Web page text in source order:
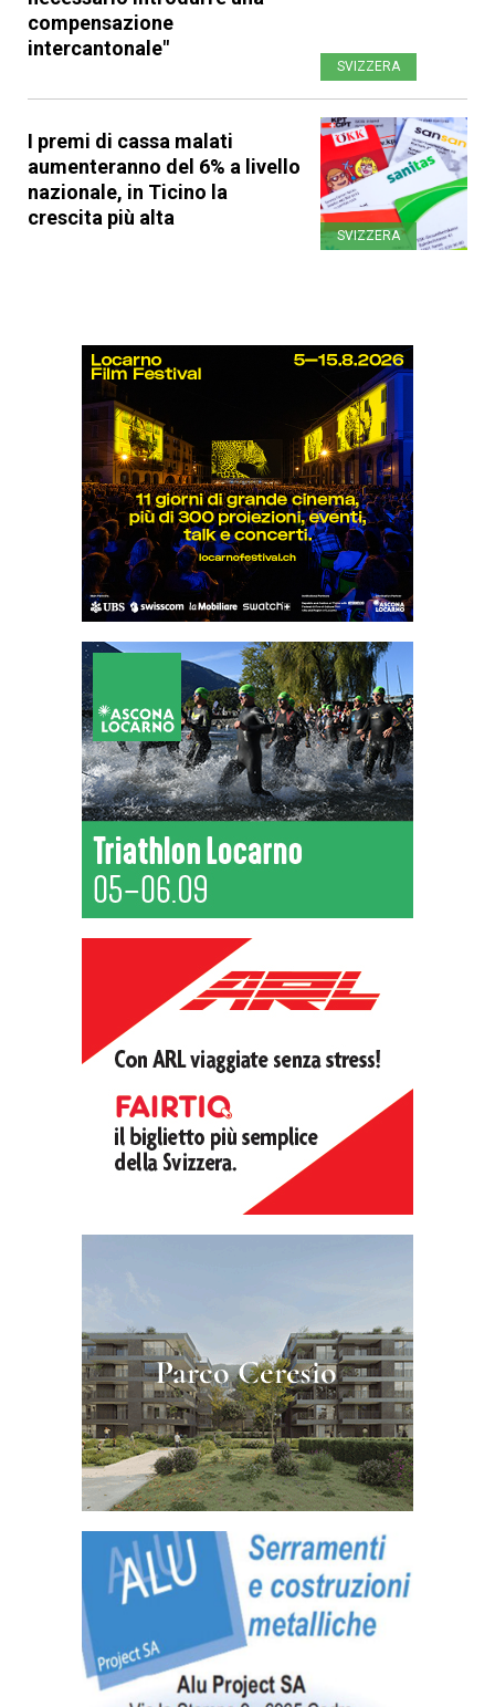
compensazione
intercantonale"
SVIZZERA
I premi di cassa malati
aumenteranno del 6% a livello
nazionale, in Ticino la
crescita più alta
SVIZZERA